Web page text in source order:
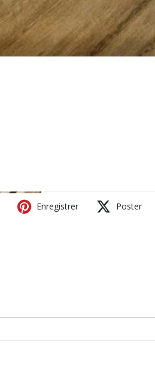
Enregistrer Poster